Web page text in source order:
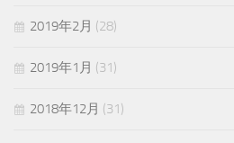
2019年2月 (28)
2019年1月 (31)
2018年12月 (31)